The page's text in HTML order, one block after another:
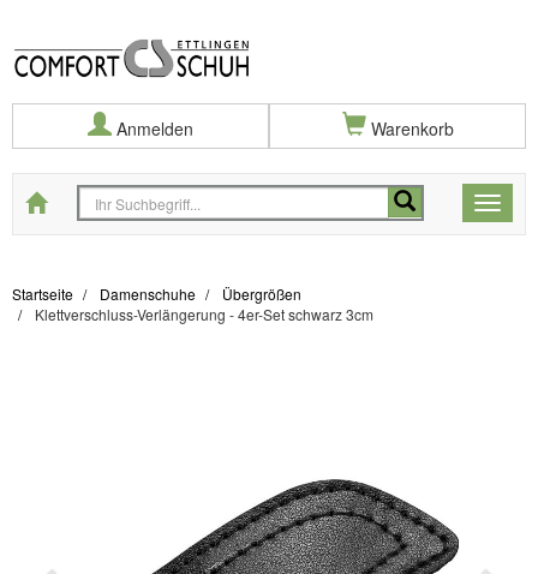
Anmelden Warenkorb
Toggle
Startseite
Startseite Damenschuhe
Übergrößen
Klettverschluss-Verlängerung - 4er-Set schwarz 3cm